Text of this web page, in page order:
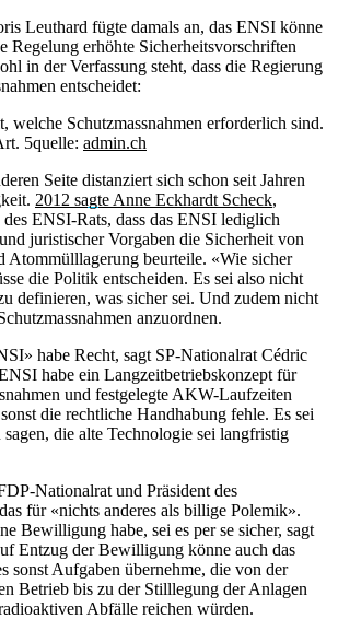
Leuthard fügte damals an, das ENSI könne
Regelung erhöhte Sicherheitsvorschriften
in der Verfassung steht, dass die Regierung
entscheidet:
welche Schutzmassnahmen erforderlich sind.
5quelle: admin.ch
Seite distanziert sich schon seit Jahren
2012 sagte Anne Eckhardt Scheck,
ENSI-Rats, dass das ENSI lediglich
juristischer Vorgaben die Sicherheit von
Atommülllagerung beurteile. «Wie sicher
die Politik entscheiden. Es sei also nicht
definieren, was sicher sei. Und zudem nicht
anzuordnen.
habe Recht, sagt SP-Nationalrat Cédric
habe ein Langzeitbetriebskonzept für
und festgelegte AKW-Laufzeiten
die rechtliche Handhabung fehle. Es sei
die alte Technologie sei langfristig
Nationalrat und Präsident des
für «nichts anderes als billige Polemik».
Bewilligung habe, sei es per se sicher, sagt
Entzug der Bewilligung könne auch das
sonst Aufgaben übernehme, die von der
Betrieb bis zu der Stilllegung der Anlagen
Abfälle reichen würden.